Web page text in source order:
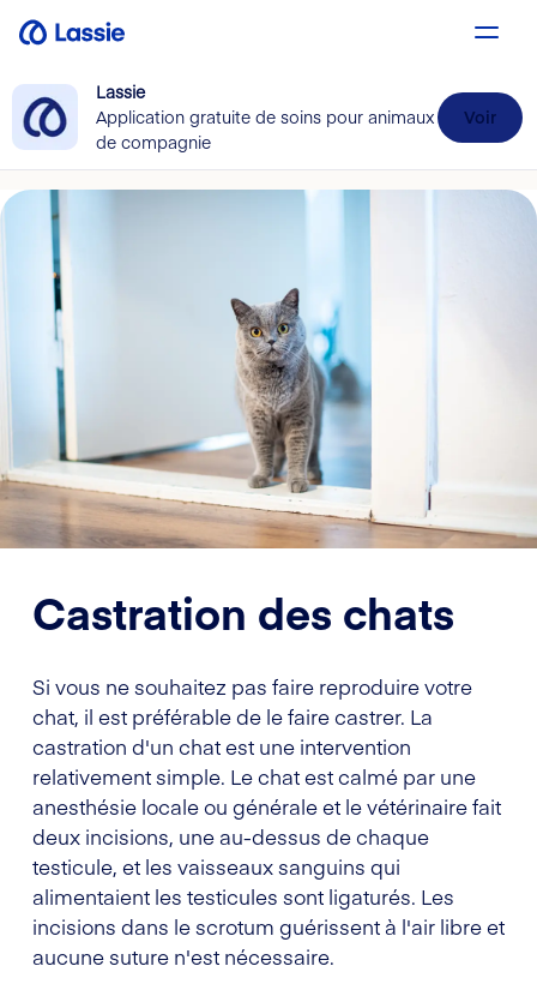
Lassie
Application gratuite de soins pour animaux
de compagnie
Voir
Castration des chats
Si vous ne souhaitez pas faire reproduire votre
chat, il est préférable de le faire castrer. La
castration d'un chat est une intervention
relativement simple. Le chat est calmé par une
anesthésie locale ou générale et le vétérinaire fait
deux incisions, une au-dessus de chaque
testicule, et les vaisseaux sanguins qui
alimentaient les testicules sont ligaturés. Les
incisions dans le scrotum guérissent à l'air libre et
aucune suture n'est nécessaire.